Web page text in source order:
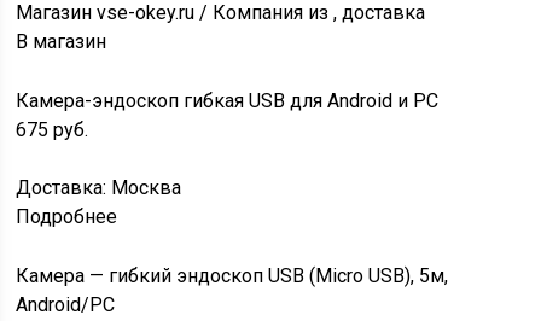
Магазин vse-okey.ru / Компания из , доставка
В магазин
Камера-эндоскоп гибкая USB для Android и PC
675руб.
Доставка: Москва
Подробнее
Камера — гибкий эндоскоп USB (Micro USB), 5м,
Android/PC